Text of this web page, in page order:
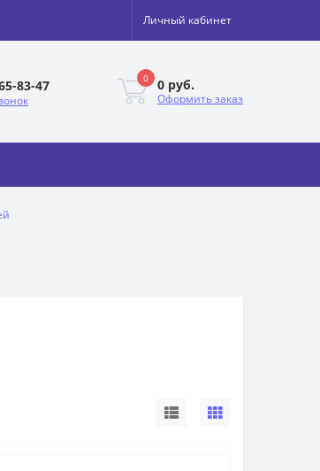
Личный кабинет
83-47 0 0 руб.
Оформить заказ